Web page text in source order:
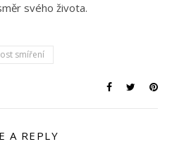
svého života.
smíření
A REPLY